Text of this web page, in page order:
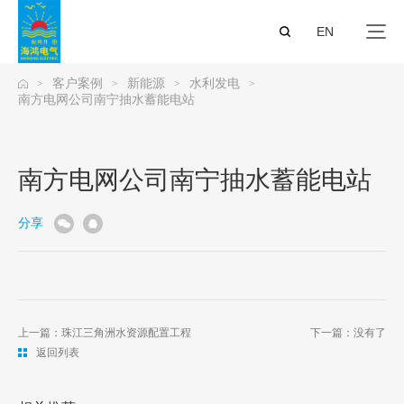
EN
> 客户案例 > 新能源 > 水利发电 >
南方电网公司南宁抽水蓄能电站
南方电网公司南宁抽水蓄能电站
分享
上一篇：珠江三角洲水资源配置工程
返回列表
下一篇：没有了